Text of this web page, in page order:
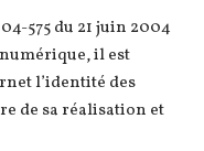
575 du 21 juin 2004
il est
l’identité des
de sa réalisation et